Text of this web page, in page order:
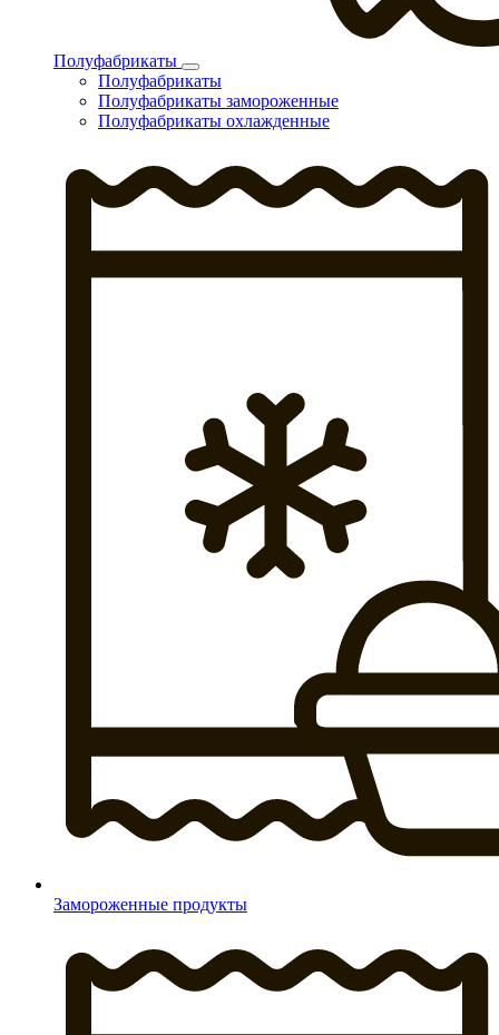
Полуфабрикаты
Полуфабрикаты
Полуфабрикаты замороженные
Полуфабрикаты охлажденные
Замороженные продукты